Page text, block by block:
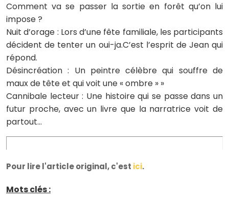
Comment va se passer la sortie en forêt qu’on lui
impose ?
Nuit d’orage : Lors d’une fête familiale, les participants
décident de tenter un oui-ja.C’est l’esprit de Jean qui
répond.
Désincréation : Un peintre célèbre qui souffre de
maux de tête et qui voit une « ombre » »
Cannibale lecteur : Une histoire qui se passe dans un
futur proche, avec un livre que la narratrice voit de
partout…
Pour lire l'article original, c'est ici.
Mots clés :